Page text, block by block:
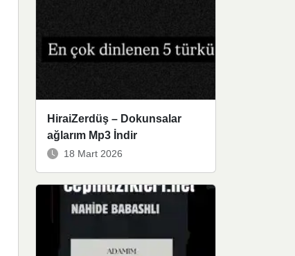
HiraiZerdüş – Dokunsalar
ağlarım Mp3 İndir
18 Mart 2026